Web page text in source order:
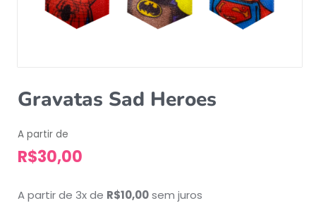
Gravatas Sad Heroes
A partir de
R$30,00
A partir de 3x de R$10,00sem juros